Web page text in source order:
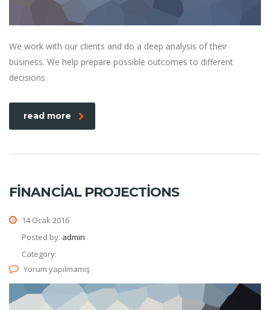
We work with our clients and do a deep analysis of their
business. We help prepare possible outcomes to different
decisions.
read more
FINANCIAL PROJECTIONS
14 Ocak 2016
Posted by: admin
Category:
Yorum yapılmamış